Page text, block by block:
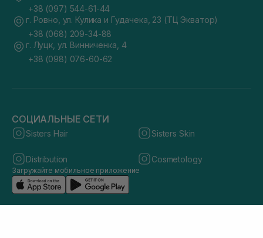
+38 (097) 544-61-44
г. Ровно, ул. Кулика и Гудачека, 23 (ТЦ Экватор)
+38 (068) 209-34-88
г. Луцк, ул. Винниченка, 4
+38 (098) 076-60-62
СОЦИАЛЬНЫЕ СЕТИ
Sisters Hair Sisters Skin
Distribution Cosmetology
Загружайте мобильное приложение